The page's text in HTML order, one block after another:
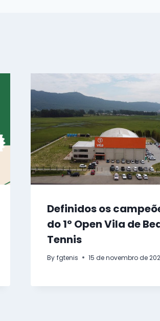
Definidos os
do 1º Open Vila de
Tennis
By fgtenis 15 de novembro de